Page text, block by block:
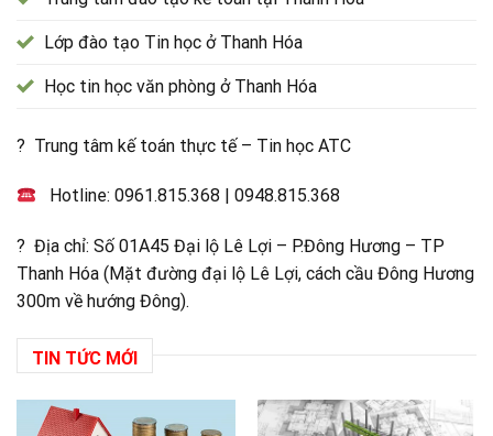
Lớp đào tạo Tin học ở Thanh Hóa
Học tin học văn phòng ở Thanh Hóa
? Trung tâm kế toán thực tế – Tin học ATC
Hotline:0961.815.368 |0948.815.368
? Địa chỉ: Số 01A45 Đại lộ Lê Lợi – P.Đông Hương – TP
Thanh Hóa (Mặt đường đại lộ Lê Lợi, cách cầu Đông Hương
300m về hướng Đông).
TIN TỨC MỚI